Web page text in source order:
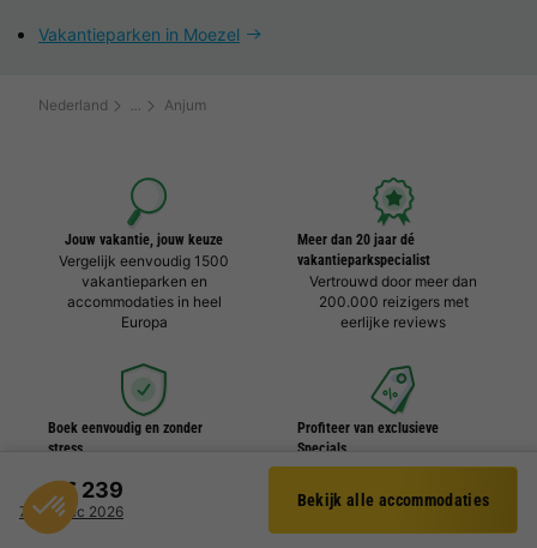
Filter
€ 239
7 - 11 dec 2026
Bekijk alle accommodaties
Vakantieparken in Moezel
Nederland Anjum
Jouw vakantie, jouw keuze
Vergelijk eenvoudig 1500
vakantieparken en
accommodaties in heel
Europa
Meer dan 20 jaar dé
vakantieparkspecialist
Vertrouwd door meer dan
200.000 reizigers met
eerlijke reviews
Boek eenvoudig en zonder
stress
moeiteloos boeken en
veilige betaalomgeving
Profiteer van exclusieve
Specials
Dagelijks nieuwe deals,
kortingen en gratis extra's